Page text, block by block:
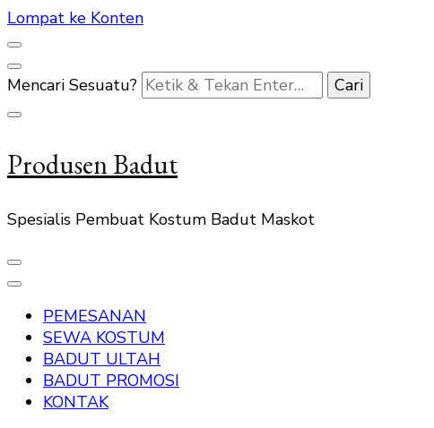
Lompat ke Konten
Mencari Sesuatu?
Produsen Badut
Spesialis Pembuat Kostum Badut Maskot
PEMESANAN
SEWA KOSTUM
BADUT ULTAH
BADUT PROMOSI
KONTAK